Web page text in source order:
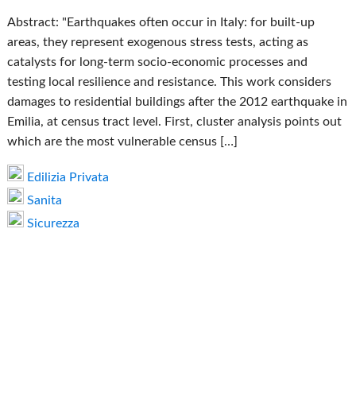
Abstract: "Earthquakes often occur in Italy: for built‐up
areas, they represent exogenous stress tests, acting as
catalysts for long‐term socio‐economic processes and
testing local resilience and resistance. This work considers
damages to residential buildings after the 2012 earthquake in
Emilia, at census tract level. First, cluster analysis points out
which are the most vulnerable census […]
Edilizia Privata
Sanita
Sicurezza